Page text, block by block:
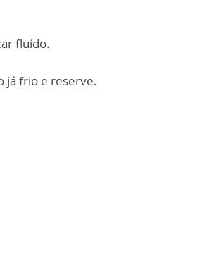
fluído.
já frio e reserve.